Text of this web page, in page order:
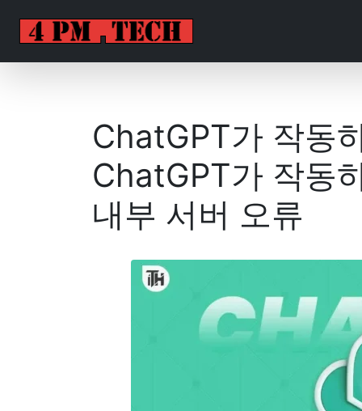
ChatGPT가 작동
ChatGPT가 작동
내부 서버 오류